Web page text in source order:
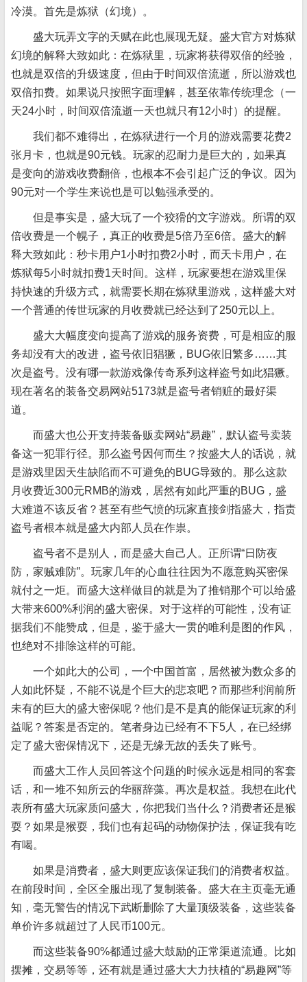
冷漠。首先是炼狱（幻境）。
盛大玩弄文字的天赋在此也展现无疑。盛大官方对炼狱
幻境的解释大致如此：在炼狱里，玩家将获得双倍的经验，
也就是双倍的升级速度，但由于时间双倍流逝，所以游戏也
双倍扣费。如果说只按照字面理解，甚至依靠传统理念（一
天24小时，时间双倍流逝一天也就只有12小时）的提醒。
我们都不难得出，在炼狱进行一个月的游戏需要花费2
张月卡，也就是90元钱。玩家的忍耐力是巨大的，如果真
是变向的游戏收费翻倍，也根本不会引起广泛的争议。因为
90元对一个学生来说也是可以勉强承受的。
但是事实是，盛大玩了一个狡猾的文字游戏。所谓的双
倍收费是一个幌子，真正的收费是5倍乃至6倍。盛大的解
释大致如此：秒卡用户1小时扣费2小时，而天卡用户，在
炼狱每5小时就扣费1天时间。这样，玩家要想在游戏里保
持快速的升级方式，就需要长期在炼狱里游戏，这样盛大对
一个普通的传世玩家的月收费就已经达到了250元以上。
盛大大幅度变向提高了游戏的服务资费，可是相应的服
务却没有大的改进，盗号依旧猖獗，BUG依旧繁多……其
次是盗号。没有哪一款游戏像传奇系列这样盗号如此猖獗。
现在著名的装备交易网站5173就是盗号者销赃的最好渠
道。
而盛大也公开支持装备贩卖网站“易趣”，默认盗号卖装
备这一犯罪行径。那么盗号因何而生？按盛大人的话说，就
是游戏里因天生缺陷而不可避免的BUG导致的。那么这款
月收费近300元RMB的游戏，居然有如此严重的BUG，盛
大难道不该反省？甚至有些气愤的玩家直接剑指盛大，指责
盗号者根本就是盛大内部人员在作祟。
盗号者不是别人，而是盛大自己人。正所谓“日防夜
防，家贼难防”。玩家几年的心血往往因为不愿意购买密保
就付之一炬。而盛大这样做目的就是为了推销那个可以给盛
大带来600%利润的盛大密保。对于这样的可能性，没有证
据我们不能赞成，但是，鉴于盛大一贯的唯利是图的作风，
也绝对不排除这样的可能。
一个如此大的公司，一个中国首富，居然被为数众多的
人如此怀疑，不能不说是个巨大的悲哀吧？而那些利润前所
未有的巨大的盛大密保呢？他们是不是真的能保证玩家的利
益呢？答案是否定的。笔者身边已经有不下5人，在已经绑
定了盛大密保情况下，还是无缘无故的丢失了账号。
而盛大工作人员回答这个问题的时候永远是相同的客套
话，和一堆不知所云的华丽辞藻。再次是权益。我想在此代
表所有盛大玩家质问盛大，你把我们当什么？消费者还是猴
耍？如果是猴耍，我们也有起码的动物保护法，保证我有吃
有喝。
如果是消费者，盛大则更应该保证我们的消费者权益。
在前段时间，全区全服出现了复制装备。盛大在主页毫无通
知，毫无警告的情况下武断删除了大量顶级装备，这些装备
单价许多就超过了人民币100元。
而这些装备90%都通过盛大鼓励的正常渠道流通。比如
摆摊，交易等等，还有就是通过盛大大力扶植的“易趣网”等